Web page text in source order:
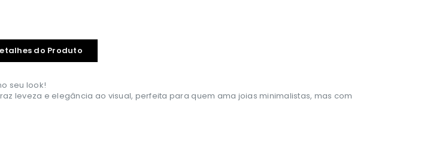
do Produto
seu look!
leveza e elegância ao visual, perfeita para quem ama joias minimalistas, mas com